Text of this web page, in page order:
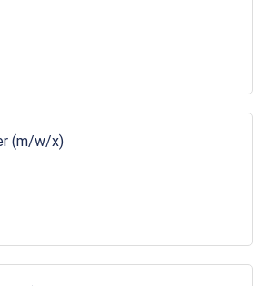
(m/w/x)